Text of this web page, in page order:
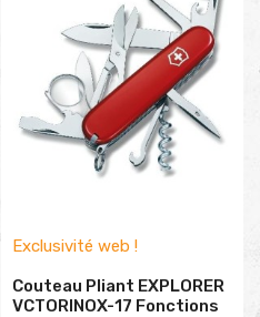
Exclusivité web !
Couteau Pliant EXPLORER
VCTORINOX-17 Fonctions